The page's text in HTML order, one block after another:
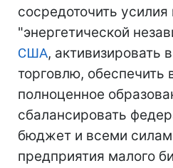
сосредоточить усилия
"энергетической
США, активизировать
торговлю, обеспечить
полноценное
сбалансировать
бюджет и всеми
предприятия малого